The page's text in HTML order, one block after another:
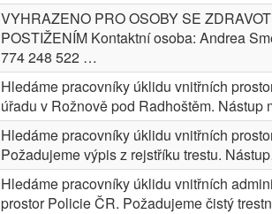
VYHRAZENO PRO OSOBY SE
POSTIŽENÍM Kontaktní osoba: Andrea
774 248 522 …
Hledáme pracovníky úklidu vnitřních
úřadu v Rožnově pod Radhoštěm.
Hledáme pracovníky úklidu vnitřních
Požadujeme výpis z rejstříku trestu.
Hledáme pracovníky úklidu vnitřních
prostor Policie ČR. Požadujeme čistý